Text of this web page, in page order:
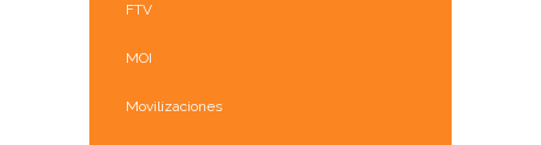
FTV
MOI
Movilizaciones